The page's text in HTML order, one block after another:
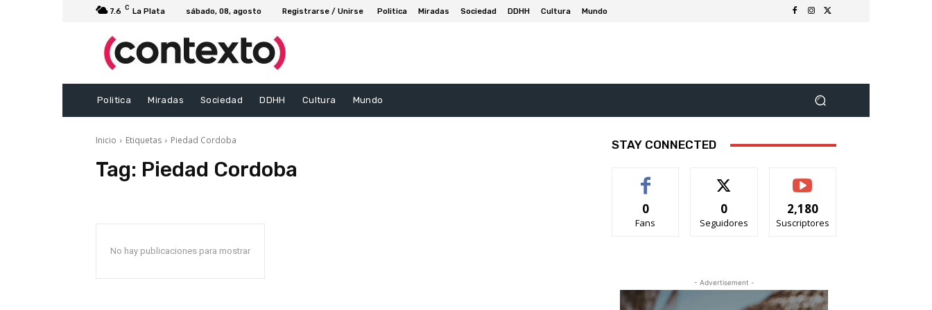
7.6 C La Plata sábado, 08, agosto Registrarse / Unirse Politica Miradas Sociedad DDHH Cultura Mundo
Politica Miradas Sociedad DDHH Cultura Mundo
Inicio Etiquetas Piedad Cordoba
Tag: Piedad Cordoba
No hay publicaciones para mostrar
STAY CONNECTED
0
Fans
0
Seguidores
2,180
Suscriptores
- Advertisement -